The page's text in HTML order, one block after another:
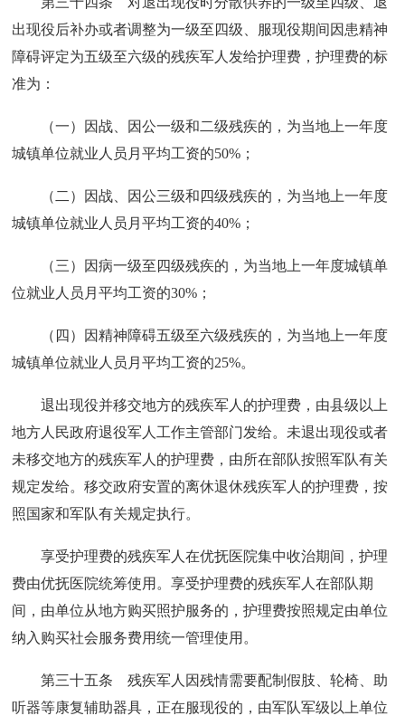
出现役后补办或者调整为一级至四级、服现役期间因患精神
障碍评定为五级至六级的残疾军人发给护理费，护理费的标
准为：
（一）因战、因公一级和二级残疾的，为当地上一年度
城镇单位就业人员月平均工资的50%；
（二）因战、因公三级和四级残疾的，为当地上一年度
城镇单位就业人员月平均工资的40%；
（三）因病一级至四级残疾的，为当地上一年度城镇单
位就业人员月平均工资的30%；
（四）因精神障碍五级至六级残疾的，为当地上一年度
城镇单位就业人员月平均工资的25%。
退出现役并移交地方的残疾军人的护理费，由县级以上
地方人民政府退役军人工作主管部门发给。未退出现役或者
未移交地方的残疾军人的护理费，由所在部队按照军队有关
规定发给。移交政府安置的离休退休残疾军人的护理费，按
照国家和军队有关规定执行。
享受护理费的残疾军人在优抚医院集中收治期间，护理
费由优抚医院统筹使用。享受护理费的残疾军人在部队期
间，由单位从地方购买照护服务的，护理费按照规定由单位
纳入购买社会服务费用统一管理使用。
第三十五条 残疾军人因残情需要配制假肢、轮椅、助
听器等康复辅助器具，正在服现役的，由军队军级以上单位